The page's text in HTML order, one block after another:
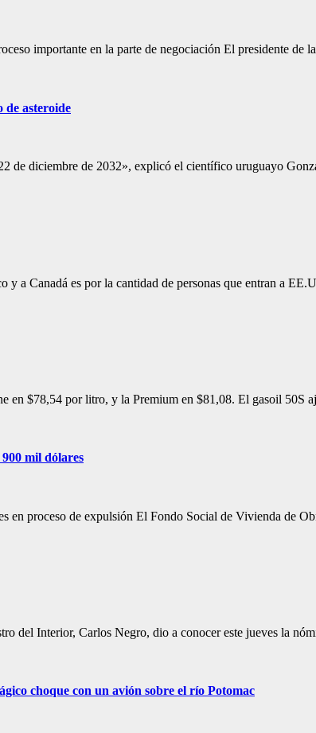
importante en la parte de negociación El presidente
de asteroide
de diciembre de 2032», explicó el científico uruguayo
a Canadá es por la cantidad de personas que entran a
en $78,54 por litro, y la Premium en $81,08. El gasoil 50S
mil dólares
en proceso de expulsión El Fondo Social de Vivienda de
del Interior, Carlos Negro, dio a conocer este jueves la
choque con un avión sobre el río Potomac